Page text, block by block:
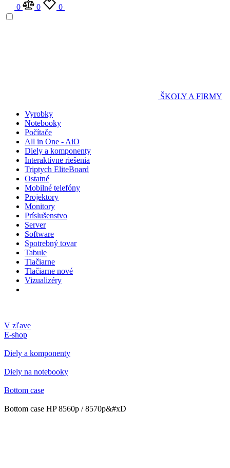
0
0 0
ŠKOLY A FIRMY
Vyrobky
Notebooky
Počítače
All in One - AiO
Diely a komponenty
Interaktívne riešenia
Triptych EliteBoard
Ostatné
Mobilné telefóny
Projektory
Monitory
Príslušenstvo
Server
Software
Spotrebný tovar
Tabule
Tlačiarne
Tlačiarne nové
Vizualizéry
V zľave
E-shop
Diely a komponenty
Diely na notebooky
Bottom case
Bottom case HP 8560p / 8570p&#xD